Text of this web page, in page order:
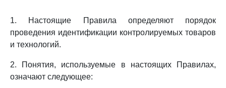
1. Настоящие Правила определяют порядок
проведения идентификации контролируемых товаров
и технологий.
2. Понятия, используемые в настоящих Правилах,
означают следующее: